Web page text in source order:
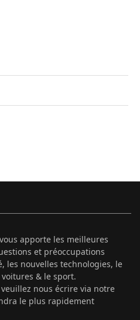
apporte les meilleures
et préoccupations
les nouvelles technologies, le
& le sport.
nous écrire via notre
le plus rapidement